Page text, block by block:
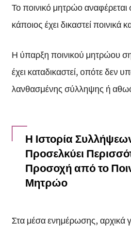
Το ποινικό μητρώο αναφέρεται
κάποιος έχει δικαστεί ποινικά
Η ύπαρξη ποινικού μητρώου
έχει καταδικαστεί, οπότε δεν
λανθασμένης σύλληψης ή
Η Ιστορία
Προσελκύει
Προσοχή από το
Μητρώο
Στα μέσα ενημέρωσης, αρχικά